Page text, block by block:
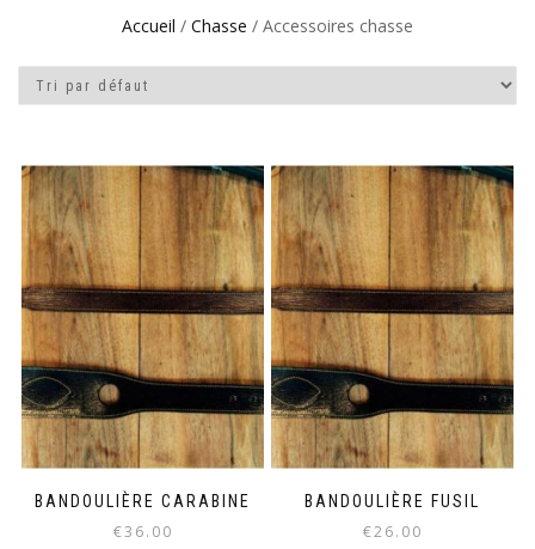
Accueil / Chasse / Accessoires chasse
BANDOULIÈRE CARABINE
€36.00
BANDOULIÈRE FUSIL
€26.00